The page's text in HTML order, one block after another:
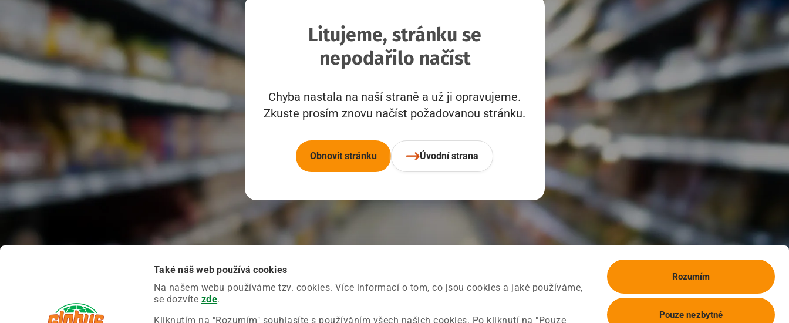
Také náš web používá cookies
Na našem webu používáme tzv. cookies. Více informací o tom, co jsou cookies a jaké používáme,
se dozvíte zde.
Kliknutím na "Rozumím" souhlasíte s používáním všech našich cookies. Po kliknutí na "Pouze
Rozumím
Pouze nezbytné
Litujeme, stránku se
nepodařilo načíst
Chyba nastala na naší straně a už ji opravujeme.
Zkuste prosím znovu načíst požadovanou stránku.
Obnovit stránku Úvodní strana